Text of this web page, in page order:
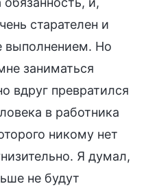
старателен и
выполнением. Но
заниматься
вдруг превратился
в работника
никому нет
Я думал,
не будут